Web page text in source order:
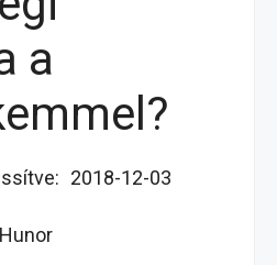
a
2018-12-03